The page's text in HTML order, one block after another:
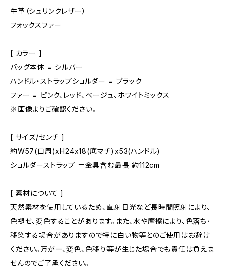
牛革（シュリンクレザー）
フォックスファー
[ カラー ]
バッグ本体 = シルバー
ハンドル・ストラップショルダー = ブラック
ファー = ピンク、レッド、ベージュ、ホワイトミックス
※画像よりご確認ください。
[ サイズ/センチ ]
約W57(口周)xH24x18(底マチ)x53(ハンドル)
ショルダーストラップ ＝金具含む最長 約112cm
[ 素材について ]
天然素材を使用しているため、直射日光など長時間照射により、
色褪せ、変色することがあります。また、水や摩擦により、色落ち･
移染する場合がありますので特に白い物等とのご使用はお避け
ください。万が一、変色、色移り等が生じた場合でも責任は負えま
せんのでご了承ください。